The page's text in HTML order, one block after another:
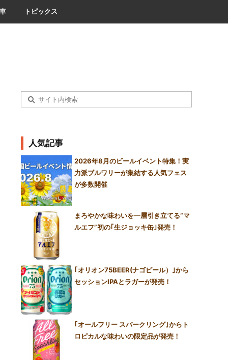
トピックス
人気記事
2026年8月のビールイベント特集！実
力派ブルワリーが集結する人気フェス
が多数開催
まろやかな味わいを一層引き立てる“マ
ルエフ”初の｢生ジョッキ缶｣発売！
｢オリオン75BEER(ナゴビール）｣から
セッションIPAとラガーが発売！
｢オールフリー スパークリング｣からト
ロピカルな味わいの限定品が発売！